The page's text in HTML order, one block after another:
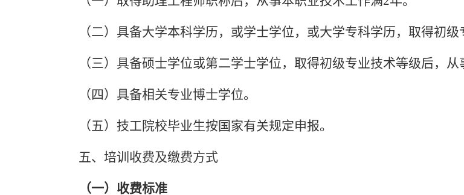
（二）具备大学本科学历，或学士学位，或大学专科学历，取得初
（三）具备硕士学位或第二学士学位，取得初级专业技术等级后，
（四）具备相关专业博士学位。
（五）技工院校毕业生按国家有关规定申报。
五、培训收费及缴费方式
（一）收费标准